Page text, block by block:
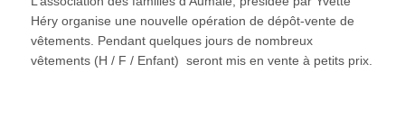
Héry organise une nouvelle opération de dépôt-vente de
vêtements. Pendant quelques jours de nombreux
vêtements (H / F / Enfant) seront mis en vente à petits prix.